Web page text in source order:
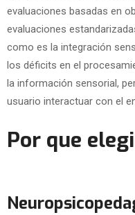
evaluaciones basadas en
evaluaciones
como es la integración
los déficits en el
la información sensorial,
usuario interactuar con el
Por que